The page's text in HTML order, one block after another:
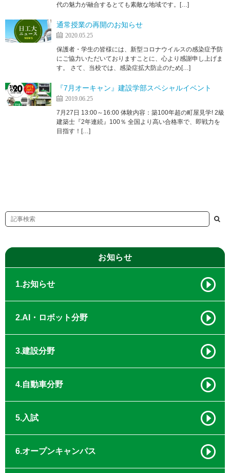
代の魅力が融合するとても素敵な地域です。[…]
通常授業の再開のお知らせ
2020.05.25
保護者・学生の皆様には、新型コロナウイルスの感染症予防
にご協力いただいておりますことに、心より感謝申し上げま
す。 さて、当校では、感染症拡大防止のため[…]
『7月オーキャン』建設学部スペシャルイベント
2019.06.25
7月27日 13:00～16:00 体験内容：築100年超の町屋見学! 2級
建築士『2年連続』100％ 全国より高い合格率で、即戦力を
目指す！[…]
お知らせ
1.お知らせ
2.AI・ロボット分野
3.建設分野
4.自動車分野
5.入試
6.オープンキャンパス